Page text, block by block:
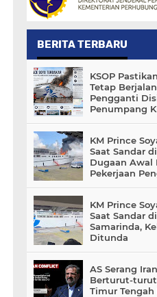
BERITA TERBARU
KSOP
Tetap
Pengganti
Penumpang
KM Prince
Saat Sandar
Dugaan Awal
Pekerjaan
KM Prince
Saat Sandar
Samarinda,
Ditunda
AS Serang
Berturut-
Timur